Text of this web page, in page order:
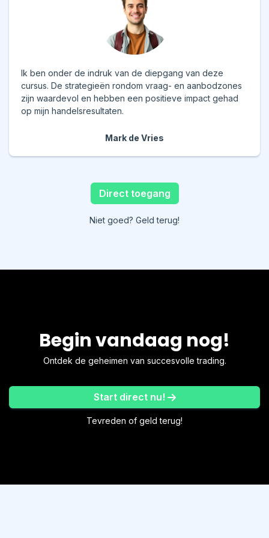
Ik ben onder de indruk van de diepgang van deze
cursus. De strategieën rondom vraag- en aanbodzones
zijn waardevol en hebben een positieve impact gehad
op mijn handelsresultaten.
Mark de Vries
Direct toegang
Niet goed? Geld terug!
Begin vandaag nog!
Ontdek de geheimen van succesvolle trading.
Start direct nu!
Tevreden of geld terug!